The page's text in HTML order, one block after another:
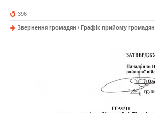
396
Звернення громадян / Графік прийому громадян